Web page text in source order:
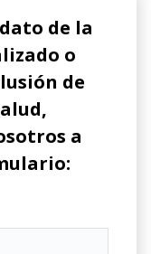
de la
o
de
a